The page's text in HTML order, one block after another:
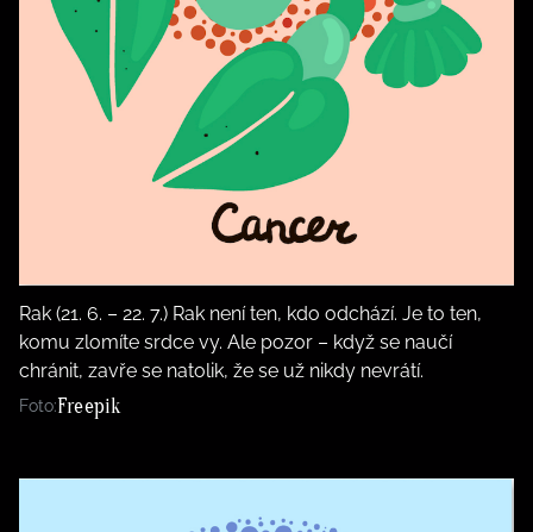
Rak (21. 6. – 22. 7.) Rak není ten, kdo odchází. Je to ten,
komu zlomíte srdce vy. Ale pozor – když se naučí
chránit, zavře se natolik, že se už nikdy nevrátí.
Foto:Freepik